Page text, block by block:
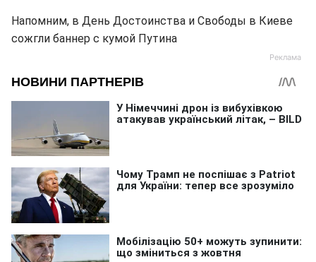
Напомним, в День Достоинства и Свободы в Киеве
сожгли баннер с кумой Путина